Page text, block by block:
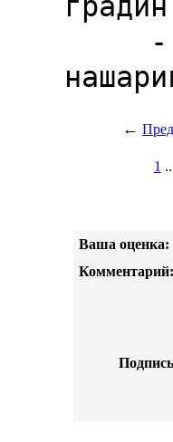
←
1
Ваша оценка:
Комментарий: